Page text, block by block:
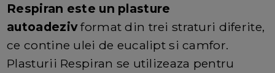
Respiran este un plasture
autoadeziv format din trei straturi diferite,
ce contine ulei de eucalipt si camfor.
Plasturii Respiran se utilizeaza pentru